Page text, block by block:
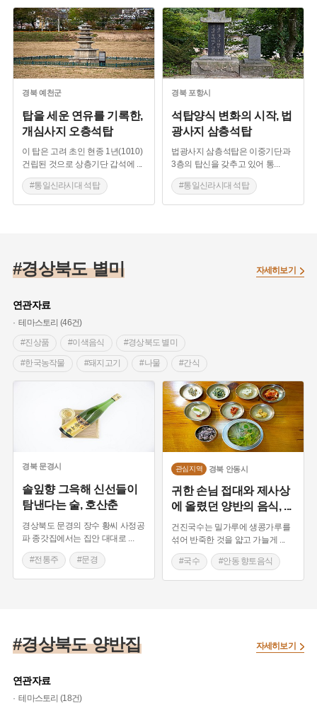
#조선시대 석탑
경북예천군
탑을 세운 연유를 기록한,
개심사지 오층석탑
이 탑은 고려 초인 현종 1년(1010)
건립된 것으로 상층기단 갑석에 ...
#통일신라시대 석탑
#고려시대 석탑
경북 포항시
석탑양식 변화의 시작, 법
광사지 삼층석탑
법광사지 삼층석탑은 이중기단과
3층의 탑신을 갖추고 있어 통...
#통일신라시대 석탑
#경상북도 석탑
#경상북도 별미
연관자료
테마스토리 (46건)
#진상품
#이색음식 #경상북도 별미
#한국농작물 #돼지고기 #나물 #간식
#떡 #전통주 #문경 #경주 #찜요리
#울릉도 #포항 #과메기
#청송 #경북 영천
#게요리
#과일 #여름별미 #울릉 향토음식
#제철 해산물 #전통간식 #해산물
#울진 향토음식 #안동 향토음식 #애호박 #무
#제사음식 #전통음료 #발효음식 #종가음식
#상주 가볼만한곳 #시도무형유산 #조선3대명주
#영주 #탕평정책 #국수
자세히보기
경북 문경시
솔잎향 그윽해 신선들이
탐낸다는 술, 호산춘
경상북도 문경의 장수 황씨 사정공
파 종갓집에서는 집안 대대로 ...
#전통주 #문경
#경상북도 별미
관심지역 경북 안동시
귀한 손님 접대와 제사상
에 올렸던 양반의 음식, ...
건진국수는 밀가루에 생콩가루를
섞어 반죽한 것을 얇고 가늘게 ...
#국수 #안동 향토음식
#경상북도 별미
#경상북도 양반집
연관자료
테마스토리 (18건)
자세히보기